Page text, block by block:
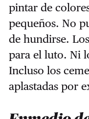
pintar de
pequeños. No
de hundirse.
para el luto. Ni
Incluso los
aplastadas por